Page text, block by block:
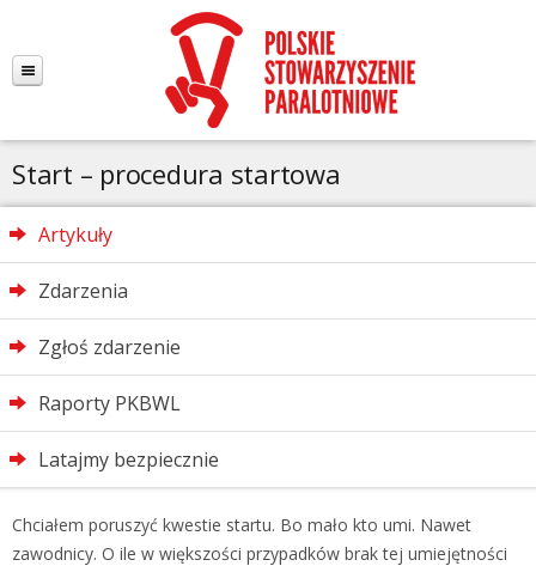
Start – procedura startowa
Artykuły
Zdarzenia
Zgłoś zdarzenie
Raporty PKBWL
Latajmy bezpiecznie
Chciałem poruszyć kwestie startu. Bo mało kto umi. Nawet
zawodnicy. O ile w większości przypadków brak tej umiejętności